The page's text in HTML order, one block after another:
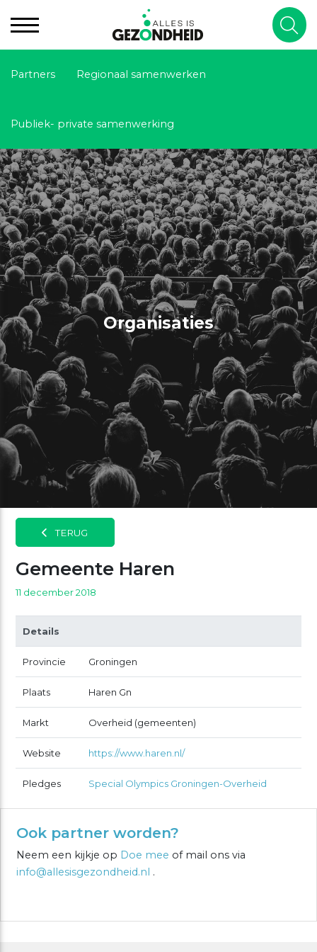
Partners Regionaal samenwerken
Publiek- private samenwerking
Organisaties
TERUG
Gemeente Haren
11 december 2018
Details
Provincie Groningen
Plaats Haren Gn
Markt Overheid (gemeenten)
Website https://www.haren.nl/
Pledges Special Olympics Groningen-Overheid
Ook partner worden?
Neem een kijkje op Doe mee of mail ons via
info@allesisgezondheid.nl .